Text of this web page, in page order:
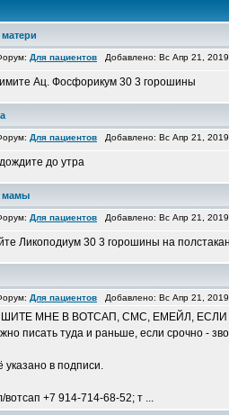
Для пациентов Добавлено: Вс Апр 21,
Ац. Фосфорикум 30 3 горошины
Для пациентов Добавлено: Вс Апр 21,
до утра
мамы
Для пациентов Добавлено: Вс Апр 21,
Ликоподиум 30 3 горошины на
Для пациентов Добавлено: Вс Апр 21,
МНЕ В ВОТСАП, СМС, ЕМЕЙЛ,
писать туда и раньше, если срочно -
указано в подписи.
вотсап +7 914-714-68-52; т ...